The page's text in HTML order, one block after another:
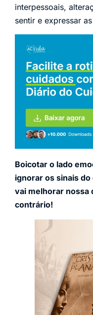
interpessoais,
sentir e expressar
Boicotar o lado
ignorar os sinais
vai melhorar nossa
contrário!